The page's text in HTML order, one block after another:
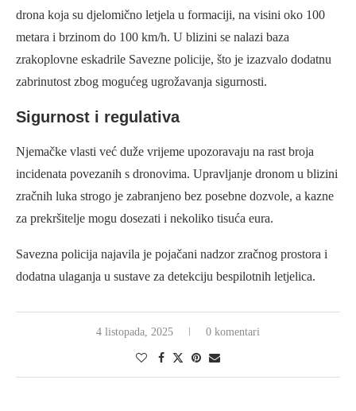
drona koja su djelomično letjela u formaciji, na visini oko 100
metara i brzinom do 100 km/h. U blizini se nalazi baza
zrakoplovne eskadrile Savezne policije, što je izazvalo dodatnu
zabrinutost zbog mogućeg ugrožavanja sigurnosti.
Sigurnost i regulativa
Njemačke vlasti već duže vrijeme upozoravaju na rast broja
incidenata povezanih s dronovima. Upravljanje dronom u blizini
zračnih luka strogo je zabranjeno bez posebne dozvole, a kazne
za prekršitelje mogu dosezati i nekoliko tisuća eura.
Savezna policija najavila je pojačani nadzor zračnog prostora i
dodatna ulaganja u sustave za detekciju bespilotnih letjelica.
4 listopada, 2025 0 komentari